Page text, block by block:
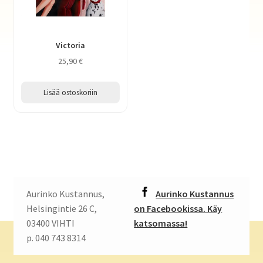
Victoria
25,90€
Lisää ostoskoriin
Aurinko Kustannus,
Helsingintie 26 C,
03400 VIHTI
p. 040 743 8314
Aurinko Kustannus
on Facebookissa. Käy
katsomassa!